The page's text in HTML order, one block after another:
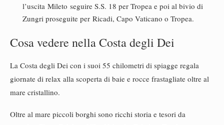
l’uscita Mileto seguire S.S. 18 per Tropea e poi al bivio di
Zungri proseguite per Ricadi, Capo Vaticano o Tropea.
Cosa vedere nella Costa degli Dei
La Costa degli Dei con i suoi 55 chilometri di spiagge regala
giornate di relax alla scoperta di baie e rocce frastagliate oltre al
mare cristallino.
Oltre al mare piccoli borghi sono ricchi storia e tesori da